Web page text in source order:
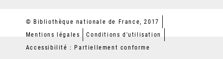
© Bibliothèque nationale de France, 2017
Mentions légales
Conditions d'utilisation
Accessibilité : Partiellement conforme